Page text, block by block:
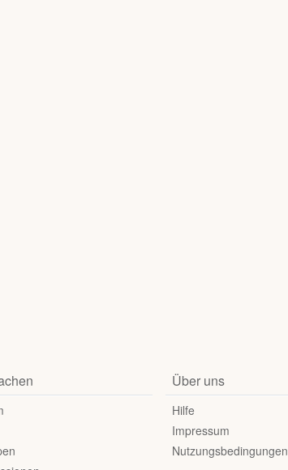
Über uns
Hilfe
Impressum
Nutzungsbedingungen